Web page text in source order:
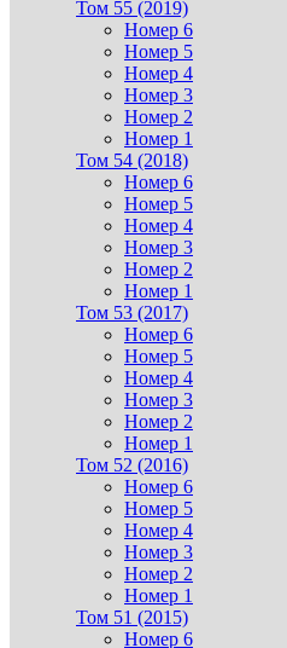
Том 55 (2019)
Номер 6
Номер 5
Номер 4
Номер 3
Номер 2
Номер 1
Том 54 (2018)
Номер 6
Номер 5
Номер 4
Номер 3
Номер 2
Номер 1
Том 53 (2017)
Номер 6
Номер 5
Номер 4
Номер 3
Номер 2
Номер 1
Том 52 (2016)
Номер 6
Номер 5
Номер 4
Номер 3
Номер 2
Номер 1
Том 51 (2015)
Номер 6